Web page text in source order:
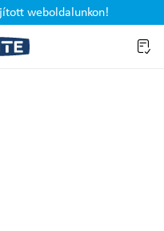
weboldalunkon!